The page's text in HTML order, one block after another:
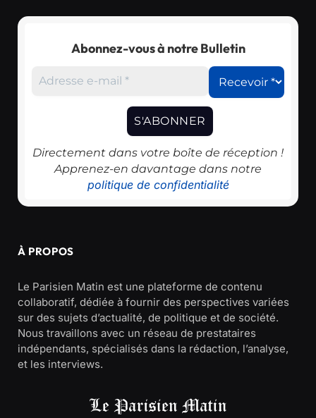
Abonnez-vous à notre Bulletin
Directement dans votre boîte de réception !
Apprenez-en davantage dans notre
politique de confidentialité
À PROPOS
Le Parisien Matin est une plateforme de contenu
collaboratif, dédiée à fournir des perspectives variées
sur des sujets d’actualité, de politique et de société.
Nous travaillons avec un réseau de prestataires
indépendants, spécialisés dans la rédaction, l’analyse,
et les interviews.